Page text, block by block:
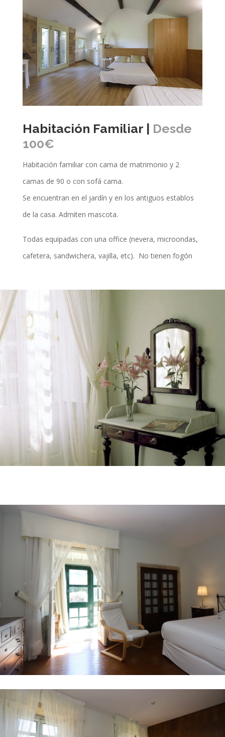
Habitación Familiar | Desde
100€
Habitación familiar con cama de matrimonio y 2
camas de 90 o con sofá cama.
Se encuentran en el jardín y en los antiguos establos
de la casa. Admiten mascota.
Todas equipadas con una office (nevera, microondas,
cafetera, sandwichera, vajilla, etc). No tienen fogón